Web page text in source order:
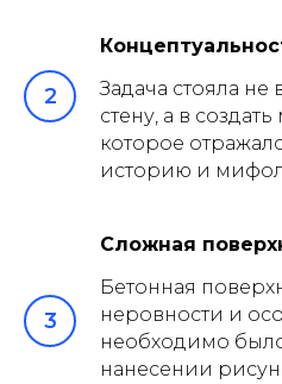
Задача стояла не
стену, а в
которое
историю и
Сложная
Бетонная
неровности и
необходимо
нанесении